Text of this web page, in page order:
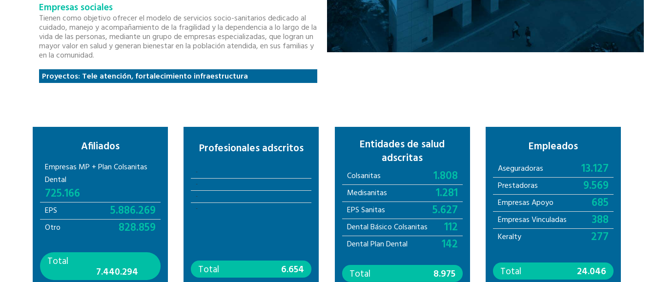
Empresas sociales
Tienen como objetivo ofrecer el modelo de servicios socio-sanitarios dedicado al
cuidado, manejo y acompañamiento de la fragilidad y la dependencia a lo largo de la
vida de las personas, mediante un grupo de empresas especializadas, que logran un
mayor valor en salud y generan bienestar en la población atendida, en sus familias y
en la comunidad.
Proyectos: Tele atención, fortalecimiento infraestructura
Afiliados
Empresas MP + Plan Colsanitas
Dental
725.166
EPS 5.886.269
Otro 828.859
Total
7.440.294
Profesionales adscritos
-
-
-
-
Total 6.654
Entidades de salud
adscritas
Colsanitas 1.808
Medisanitas 1.281
EPS Sanitas 5.627
Dental Básico Colsanitas 112
Dental Plan Dental 142
Total 8.975
Empleados
Aseguradoras 13.127
Prestadoras 9.569
Empresas Apoyo 685
Empresas Vinculadas 388
Keralty 277
Total 24.046